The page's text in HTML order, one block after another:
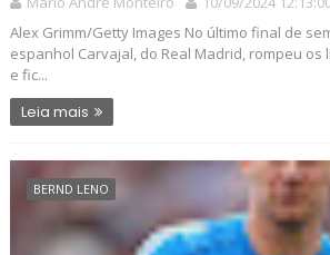
Alex Grimm/Getty Images No último final de
espanhol Carvajal, do Real Madrid, rompeu os
e fic...
Leia mais
BERND LENO